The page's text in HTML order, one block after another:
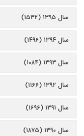
سال ۱۳۹۵ (۱۵۳۲)
سال ۱۳۹۴ (۱۴۹۶)
سال ۱۳۹۳ (۱۰۸۴)
سال ۱۳۹۲ (۱۱۶۶)
سال ۱۳۹۱ (۱۶۹۶)
سال ۱۳۹۰ (۱۸۷۵)